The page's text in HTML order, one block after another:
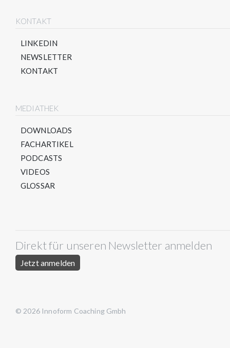
KONTAKT
LINKEDIN
NEWSLETTER
KONTAKT
MEDIATHEK
DOWNLOADS
FACHARTIKEL
PODCASTS
VIDEOS
GLOSSAR
Direkt für unseren Newsletter anmelden
Jetzt anmelden
© 2026 Innoform Coaching Gmbh